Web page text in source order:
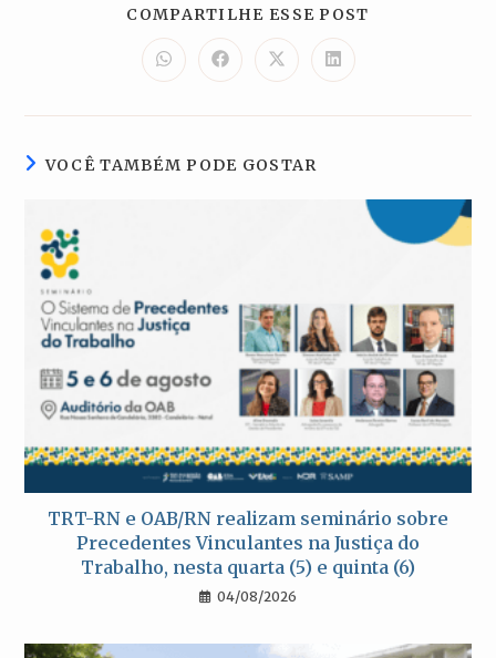
COMPARTILHE ESSE POST
Abre
em
nova
Abre
em
nova
Abre
em
nova
Abre
em
nova
VOCÊ TAMBÉM PODE GOSTAR
TRT-RN e OAB/RN realizam seminário sobre
Precedentes Vinculantes na Justiça do
Trabalho, nesta quarta (5) e quinta (6)
04/08/2026